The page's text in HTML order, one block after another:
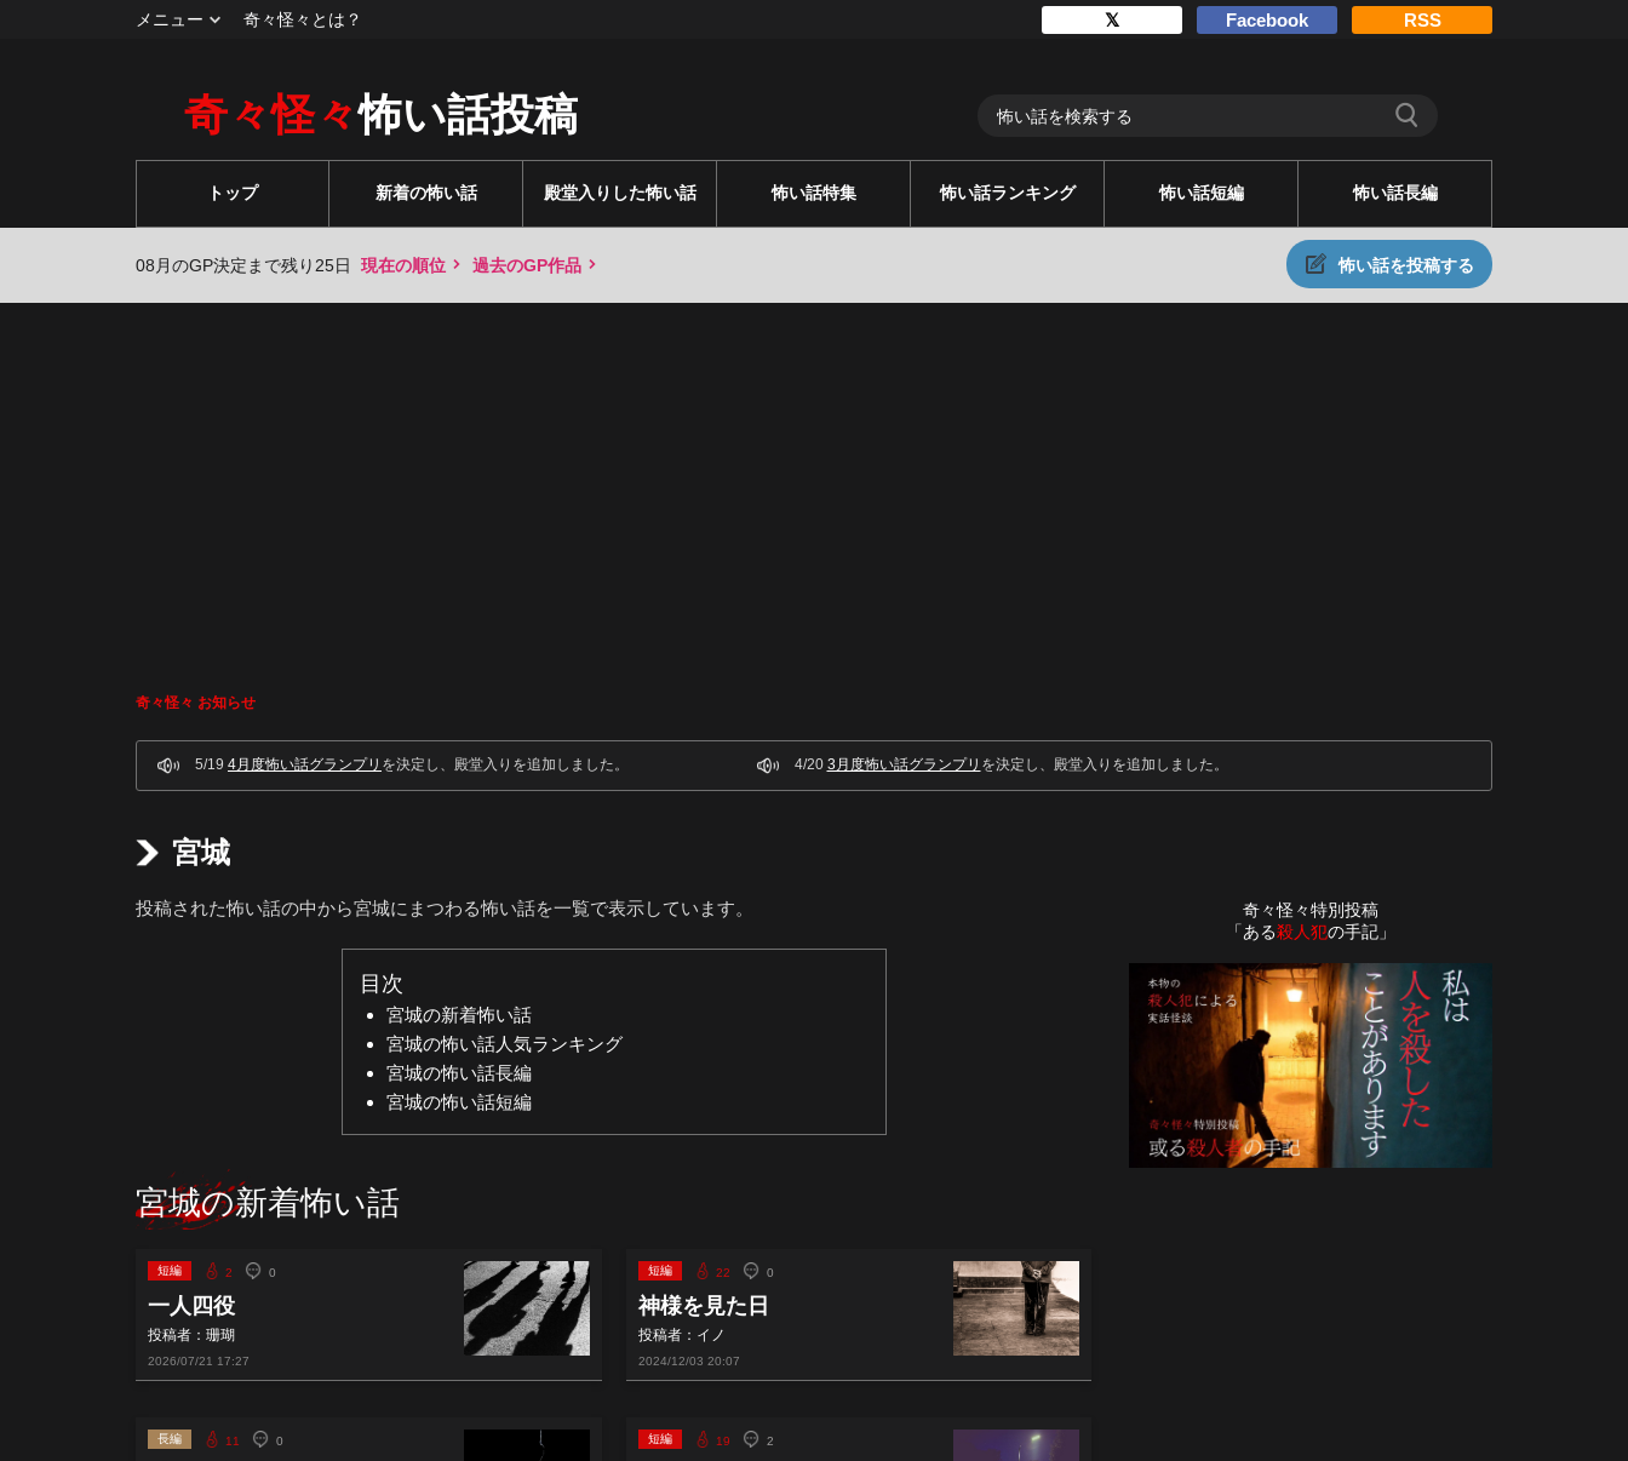
メニュー 奇々怪々とは？ 𝕏 Facebook RSS
奇々怪々怖い話投稿
トップ 新着の怖い話 殿堂入りした怖い話 怖い話特集 怖い話ランキング 怖い話短編 怖い話長編
08月のGP決定まで残り25日 現在の順位 過去のGP作品 怖い話を投稿する
奇々怪々 お知らせ
5/19 4月度怖い話グランプリ を決定し、殿堂入りを追加しました。 4/20 3月度怖い話グランプリ を決定し、殿堂入りを追加しました。
奇々怪々特別投稿
「ある殺人犯の手記」
宮城
投稿された怖い話の中から宮城にまつわる怖い話を一覧で表示しています。
目次
宮城の新着怖い話
宮城の怖い話人気ランキング
宮城の怖い話長編
宮城の怖い話短編
宮城の新着怖い話
短編 2 0
一人四役
投稿者：珊瑚
2026/07/21 17:27
短編 22 0
神様を見た日
投稿者：イノ
2024/12/03 20:07
長編 11 0 短編 19 2